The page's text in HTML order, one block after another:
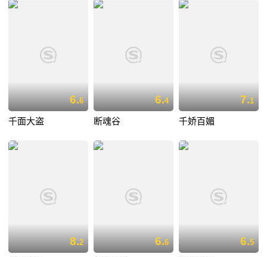
6.6
千面大盗
6.4
断魂谷
7.1
千娇百媚
8.2 6.6 6.5